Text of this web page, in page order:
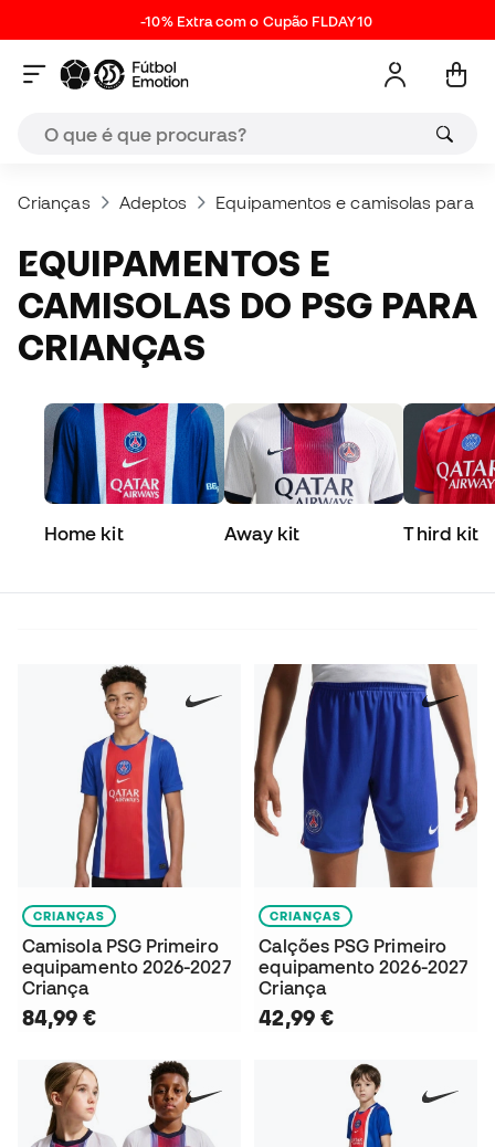
-10% Extra com o Cupão FLDAY10
Crianças Adeptos Equipamentos e camisolas para
EQUIPAMENTOS E
CAMISOLAS DO PSG PARA
CRIANÇAS
Home kit Away kit Third kit
CRIANÇAS
Camisola PSG Primeiro
equipamento 2026-2027
Criança
84,99 €
CRIANÇAS
Calções PSG Primeiro
equipamento 2026-2027
Criança
42,99 €